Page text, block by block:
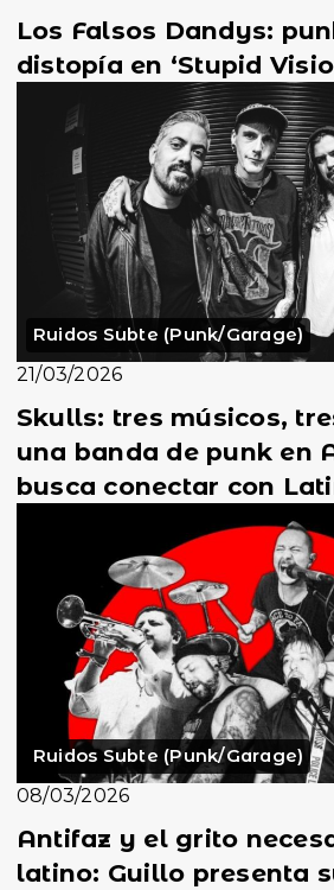
Los Falsos Dandys:
distopía en ‘Stupid
Ruidos Subte (Punk/Garage)
21/03/2026
Skulls: tres músicos,
una banda de punk en
busca conectar con
Ruidos Subte (Punk/Garage)
08/03/2026
Antifaz y el grito
latino: Guillo presenta